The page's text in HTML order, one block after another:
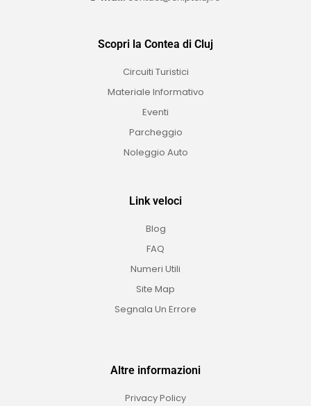
Scopri la Contea di Cluj
Circuiti Turistici
Materiale Informativo
Eventi
Parcheggio
Noleggio Auto
Link veloci
Blog
FAQ
Numeri Utili
Site Map
Segnala Un Errore
Altre informazioni
Privacy Policy